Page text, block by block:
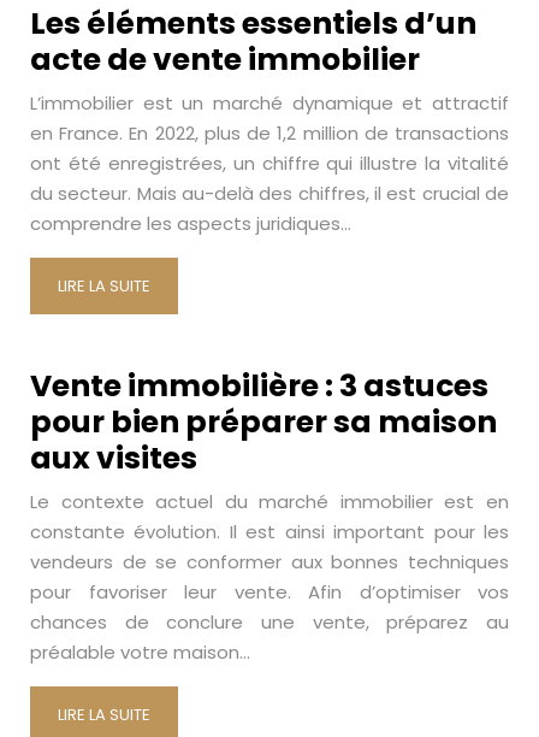
Les éléments essentiels d’un
acte de vente immobilier
L’immobilier est un marché dynamique et attractif
en France. En 2022, plus de 1,2 million de transactions
ont été enregistrées, un chiffre qui illustre la vitalité
du secteur. Mais au-delà des chiffres, il est crucial de
comprendre les aspects juridiques…
LIRE LA SUITE
Vente immobilière : 3 astuces
pour bien préparer sa maison
aux visites
Le contexte actuel du marché immobilier est en
constante évolution. Il est ainsi important pour les
vendeurs de se conformer aux bonnes techniques
pour favoriser leur vente. Afin d’optimiser vos
chances de conclure une vente, préparez au
préalable votre maison…
LIRE LA SUITE